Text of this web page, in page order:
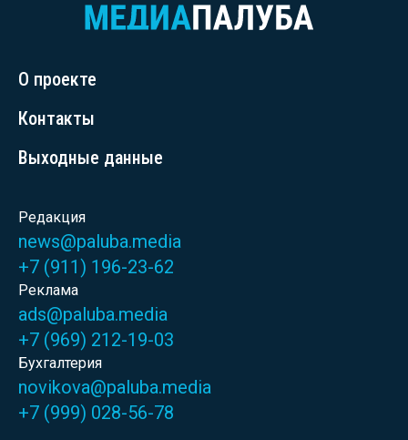
О проекте
Контакты
Выходные данные
Редакция
news@paluba.media
+7 (911) 196-23-62
Реклама
ads@paluba.media
+7 (969) 212-19-03
Бухгалтерия
novikova@paluba.media
+7 (999) 028-56-78